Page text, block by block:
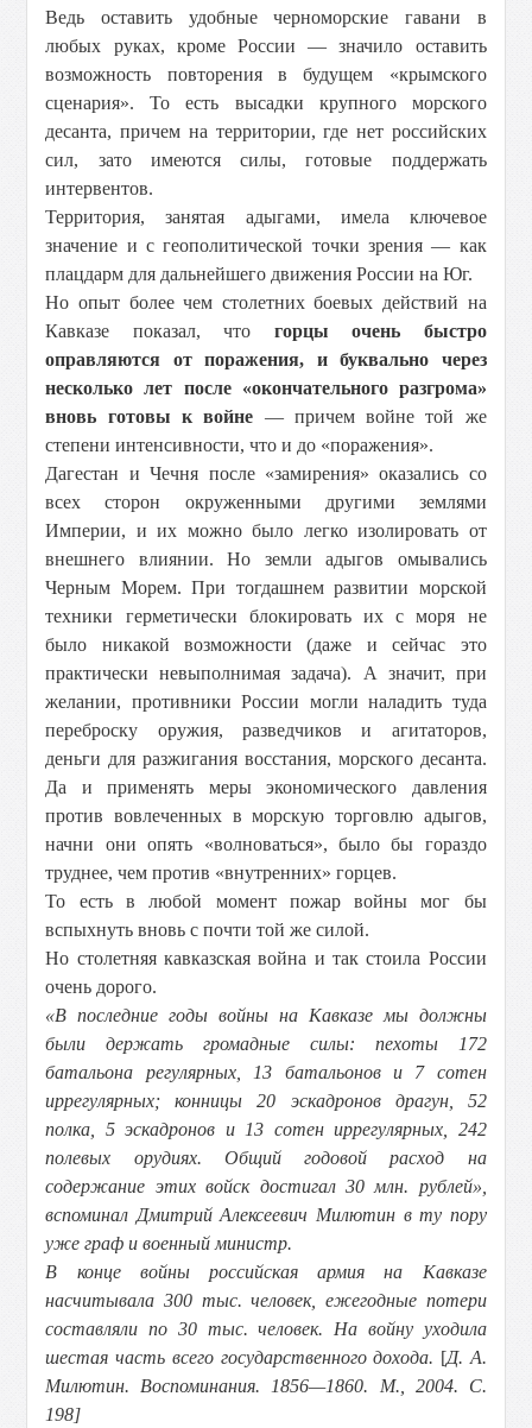
Ведь оставить удобные черноморские гавани в
любых руках, кроме России — значило оставить
возможность повторения в будущем «крымского
сценария». То есть высадки крупного морского
десанта, причем на территории, где нет российских
сил, зато имеются силы, готовые поддержать
интервентов.
Территория, занятая адыгами, имела ключевое
значение и с геополитической точки зрения — как
плацдарм для дальнейшего движения России на Юг.
Но опыт более чем столетних боевых действий на
Кавказе показал, что горцы очень быстро
оправляются от поражения, и буквально через
несколько лет после «окончательного разгрома»
вновь готовы к войне — причем войне той же
степени интенсивности, что и до «поражения».
Дагестан и Чечня после «замирения» оказались со
всех сторон окруженными другими землями
Империи, и их можно было легко изолировать от
внешнего влиянии. Но земли адыгов омывались
Черным Морем. При тогдашнем развитии морской
техники герметически блокировать их с моря не
было никакой возможности (даже и сейчас это
практически невыполнимая задача). А значит, при
желании, противники России могли наладить туда
переброску оружия, разведчиков и агитаторов,
деньги для разжигания восстания, морского десанта.
Да и применять меры экономического давления
против вовлеченных в морскую торговлю адыгов,
начни они опять «волноваться», было бы гораздо
труднее, чем против «внутренних» горцев.
То есть в любой момент пожар войны мог бы
вспыхнуть вновь с почти той же силой.
Но столетняя кавказская война и так стоила России
очень дорого.
«В последние годы войны на Кавказе мы должны
были держать громадные силы: пехоты 172
батальона регулярных, 13 батальонов и 7 сотен
иррегулярных; конницы 20 эскадронов драгун, 52
полка, 5 эскадронов и 13 сотен иррегулярных, 242
полевых орудиях. Общий годовой расход на
содержание этих войск достигал 30 млн. рублей»,
вспоминал Дмитрий Алексеевич Милютин в ту пору
уже граф и военный министр.
В конце войны российская армия на Кавказе
насчитывала 300 тыс. человек, ежегодные потери
составляли по 30 тыс. человек. На войну уходила
шестая часть всего государственного дохода. [Д. А.
Милютин. Воспоминания. 1856—1860. М., 2004. С.
198]